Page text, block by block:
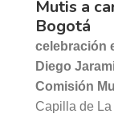
Mutis a
Bogotá
celebración
Diego
Comisión
Capilla de